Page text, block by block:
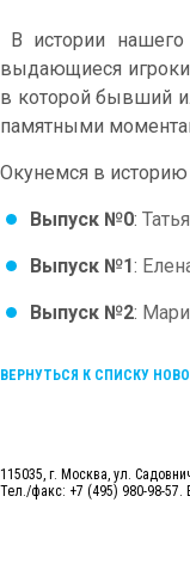
В истории
выдающиеся
в которой бывший
памятными
Окунемся в
Выпуск №0:
Выпуск №1:
Выпуск №2:
ВЕРНУТЬСЯ К СПИСКУ
115035, г. Москва, ул.
Тел./факс: +7 (495) 980-98-57.